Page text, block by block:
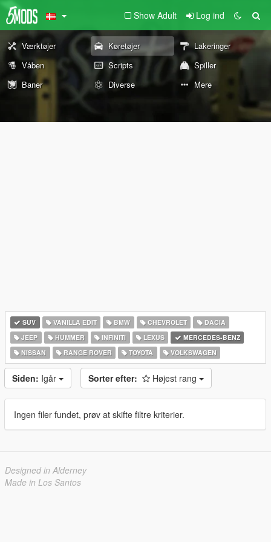
Show Adult Log ind
Værktøjer Køretøjer
Lakeringer
Våben
Scripts
Spiller
Baner
Diverse Mere
SUV VANILLA EDIT BMW CHEVROLET
DACIA
JEEP
HUMMER INFINITI LEXUS
MERCEDES-BENZ
NISSAN
RANGE ROVER TOYOTA VOLKSWAGEN
Siden: Igår Sorter efter: Højest rang
Ingen filer fundet, prøv at skifte filtre kriterier.
Designed in Alderney
Made in Los Santos